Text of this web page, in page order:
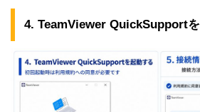
4. TeamViewer QuickSupport